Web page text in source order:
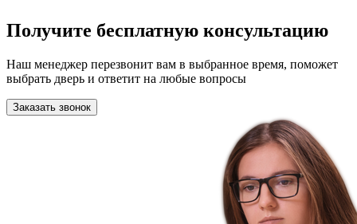
Получите бесплатную консультацию
Наш менеджер перезвонит вам в выбранное время, поможет
выбрать дверь и ответит на любые вопросы
Заказать звонок